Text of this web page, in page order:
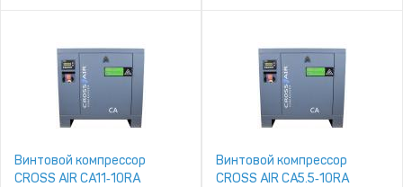
Винтовой компрессор
CROSS AIR CA11‑10RA
Винтовой компрессор
CROSS AIR CA5.5‑10RA